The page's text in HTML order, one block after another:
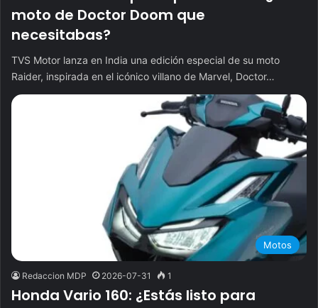
moto de Doctor Doom que
necesitabas?
TVS Motor lanza en India una edición especial de su moto
Raider, inspirada en el icónico villano de Marvel, Doctor…
Motos
Redaccion MDP 2026-07-31 1
Honda Vario 160: ¿Estás listo para